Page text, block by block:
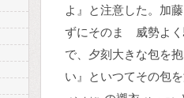
よ』と注意した。加
ずにそのまゝ威勢よ
で、夕刻大きな包を
い』といつてその包